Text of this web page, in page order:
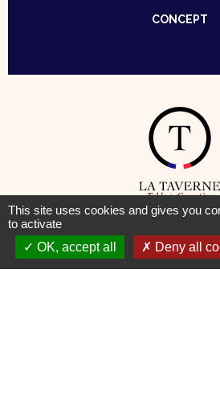
CONCEPT
© Taverne – Table de Caractère —
This site uses cookies and gives you
to activate
OK, accept all
Deny all